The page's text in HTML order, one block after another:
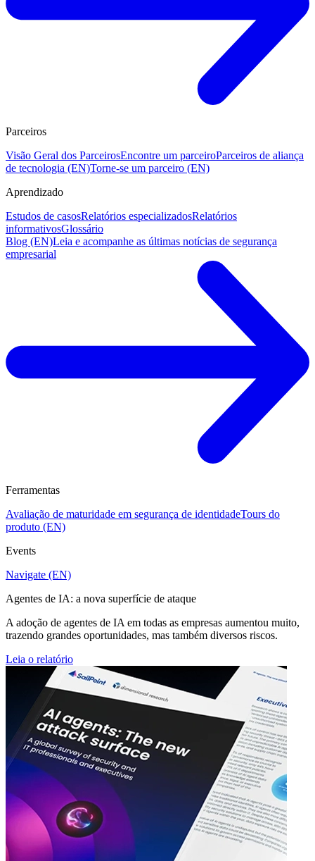
Parceiros
Visão Geral dos ParceirosEncontre um parceiroParceiros de aliança
de tecnologia (EN)Torne-se um parceiro (EN)
Aprendizado
Estudos de casosRelatórios especializadosRelatórios
informativosGlossário
Blog (EN)Leia e acompanhe as últimas notícias de segurança
empresarial
Ferramentas
Avaliação de maturidade em segurança de identidadeTours do
produto (EN)
Events
Navigate (EN)
Agentes de IA: a nova superfície de ataque
A adoção de agentes de IA em todas as empresas aumentou muito,
trazendo grandes oportunidades, mas também diversos riscos.
Leia o relatório